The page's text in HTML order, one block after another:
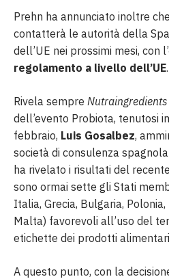
Prehn ha annunciato inoltre
contatterà le autorità della
dell’UE nei prossimi mesi, con
regolamento a livello dell’UE.
Rivela sempre Nutraingredients
dell’evento Probiota, tenutosi
febbraio, Luis Gosalbez,
società di consulenza
ha rivelato i risultati del
sono ormai sette gli Stati
Italia, Grecia, Bulgaria,
Malta) favorevoli all’uso del
etichette dei prodotti
A questo punto, con la